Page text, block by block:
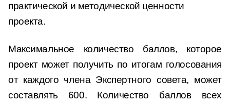
практической и методической ценности
проекта.
Максимальное количество баллов, которое
проект может получить по итогам голосования
от каждого члена Экспертного совета, может
составлять 600. Количество баллов всех